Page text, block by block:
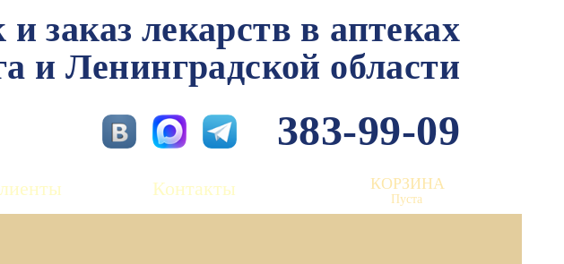
заказ лекарств в аптеках
и Ленинградской области
383-99-09
Контакты КОРЗИНА
Пуста